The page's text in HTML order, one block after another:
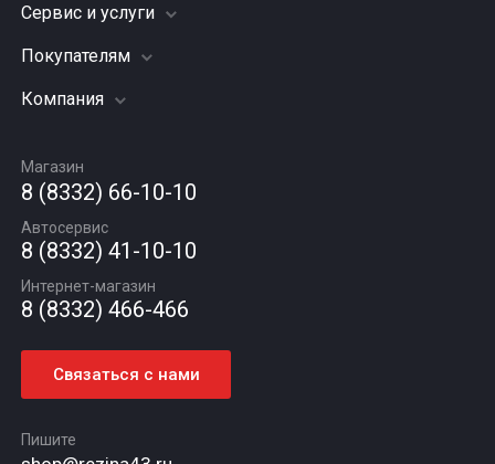
Шины
Грузовые шины
Диски
Автомасла
Сервис и услуги
Заправка кондиционера
Подвеска (ходовая часть)
Шиномонтаж
Покупателям
Акции
Гарантии и возврат
Компания
Вакансии
Новости
Статьи
Контакты
Магазин
8 (8332) 66-10-10
Автосервис
8 (8332) 41-10-10
Интернет-магазин
8 (8332) 466-466
Связаться с нами
Пишите